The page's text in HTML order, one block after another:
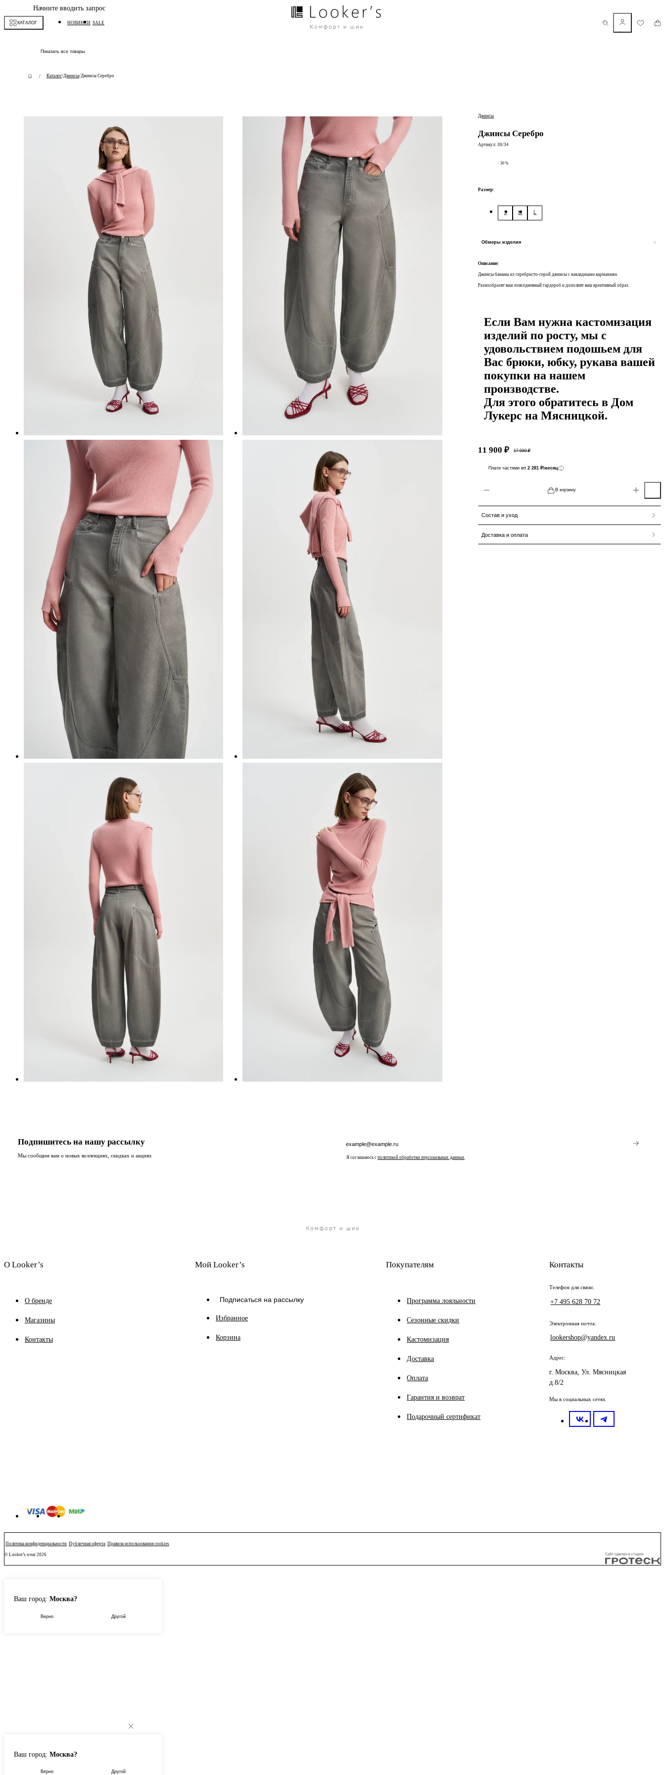
КАТАЛОГ НОВИНКИ SALE
Начните вводить запрос
Показать все товары
Каталог/Джинсы/Джинсы Серебро
Джинсы
Джинсы Серебро
Артикул: 30/34
- 30 %
Размер:
S M L
Обмеры изделия
Описание:
Джинсы бананы из серебристо-серой джинсы с накладными карманами.
Разнообразят ваш повседневный гардероб и дополнят ваш креативный образ.
Если Вам нужна кастомизация
изделий по росту, мы с
удовольствием подошьем для
Вас брюки, юбку, рукава вашей
покупки на нашем
производстве.
Для этого обратитесь в Дом
Лукерс на Мясницкой.
11 900 ₽ 17 000 ₽
Плати частямиот 2 281 ₽/месяц
В корзину
Состав и уход
Доставка и оплата
Подпишитесь на нашу рассылку
Мы сообщим вам о новых коллекциях, скидках и акциях Я соглашаюсь с политикой обработки персональных данных
О Looker’s
О бренде
Магазины
Контакты
Мой Looker’s
Подписаться на рассылку
Избранное
Корзина
Покупателям
Программа лояльности
Сезонные скидки
Кастомизация
Доставка
Оплата
Гарантия и возврат
Подарочный сертификат
Контакты
Телефон для связи:
+7 495 628 70 72
Электронная почта:
lookershop@yandex.ru
Адрес:
г. Москва, Ул. Мясницкая
д.8/2
Мы в социальных сетях
Политика конфиденциальности Публичная оферта Правила использования cookies
© Looker’s wear 2026
Ваш город: Москва?
Верно Другой
Ваш город: Москва?
Верно Другой